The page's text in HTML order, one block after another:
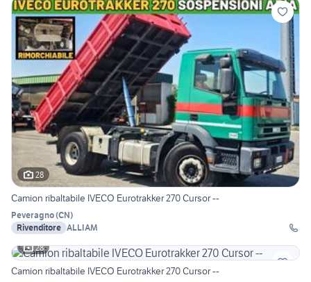
28
Camion ribaltabile IVECO Eurotrakker 270 Cursor --
Peveragno(CN)
Rivenditore ALLIAM
28
Camion ribaltabile IVECO Eurotrakker 270 Cursor --